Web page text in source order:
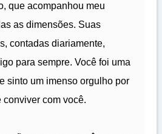
que acompanhou meu
as dimensões. Suas
contadas diariamente,
para sempre. Você foi uma
sinto um imenso orgulho por
conviver com você.